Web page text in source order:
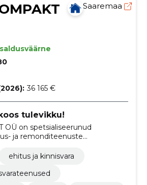
Saaremaa
36 165 €
tulevikku!
OÜ on spetsialiseerunud
ja remonditeenuste
siseviimistluseni.
ehitus ja kinnisvara